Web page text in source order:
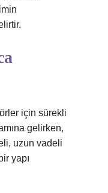
için sürekli
gelirken,
uzun vadeli
yapı